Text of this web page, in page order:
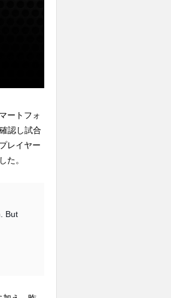
ートフォ
認し試合
レイヤー
た。
But